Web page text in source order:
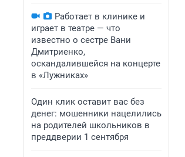
Работает в клинике и
играет в театре — что
известно о сестре Вани
Дмитриенко,
оскандалившейся на концерте
в «Лужниках»
Один клик оставит вас без
денег: мошенники нацелились
на родителей школьников в
преддверии 1 сентября